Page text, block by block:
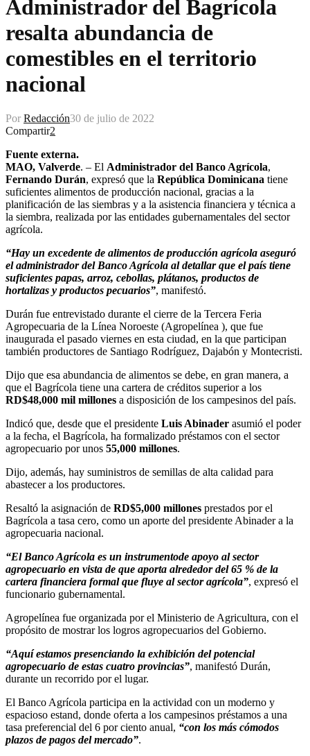
Administrador del Bagrícola
resalta abundancia de
comestibles en el territorio
nacional
Por Redacción30 de julio de 2022
Compartir2
Fuente externa.
MAO, Valverde. – El Administrador del Banco Agrícola,
Fernando Durán, expresó que la República Dominicana tiene
suficientes alimentos de producción nacional, gracias a la
planificación de las siembras y a la asistencia financiera y técnica a
la siembra, realizada por las entidades gubernamentales del sector
agrícola.
“Hay un excedente de alimentos de producción agrícola aseguró
el administrador del Banco Agrícola al detallar que el país tiene
suficientes papas, arroz, cebollas, plátanos, productos de
hortalizas y productos pecuarios”, manifestó.
Durán fue entrevistado durante el cierre de la Tercera Feria
Agropecuaria de la Línea Noroeste (Agropelínea ), que fue
inaugurada el pasado viernes en esta ciudad, en la que participan
también productores de Santiago Rodríguez, Dajabón y Montecristi.
Dijo que esa abundancia de alimentos se debe, en gran manera, a
que el Bagrícola tiene una cartera de créditos superior a los
RD$48,000 mil millones a disposición de los campesinos del país.
Indicó que, desde que el presidente Luis Abinader asumió el poder
a la fecha, el Bagrícola, ha formalizado préstamos con el sector
agropecuario por unos 55,000 millones.
Dijo, además, hay suministros de semillas de alta calidad para
abastecer a los productores.
Resaltó la asignación de RD$5,000 millones prestados por el
Bagrícola a tasa cero, como un aporte del presidente Abinader a la
agropecuaria nacional.
“El Banco Agrícola es un instrumentode apoyo al sector
agropecuario en vista de que aporta alrededor del 65 % de la
cartera financiera formal que fluye al sector agrícola”, expresó el
funcionario gubernamental.
Agropelínea fue organizada por el Ministerio de Agricultura, con el
propósito de mostrar los logros agropecuarios del Gobierno.
“Aquí estamos presenciando la exhibición del potencial
agropecuario de estas cuatro provincias”, manifestó Durán,
durante un recorrido por el lugar.
El Banco Agrícola participa en la actividad con un moderno y
espacioso estand, donde oferta a los campesinos préstamos a una
tasa preferencial del 6 por ciento anual, “con los más cómodos
plazos de pagos del mercado”.